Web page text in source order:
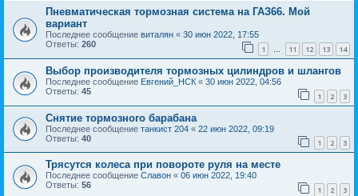
Пневматическая тормозная система на ГАЗ66. Мой
вариант
Последнее сообщение виталян « 30 июн 2022, 17:55
Ответы: 260 1 … 11 12 13 14
Выбор производителя тормозных цилиндров и шлангов
Последнее сообщение Евгений_НСК « 30 июн 2022, 04:56
Ответы: 45 1 2 3
Снятие тормозного барабана
Последнее сообщение танкист 204 « 22 июн 2022, 09:19
Ответы: 40 1 2 3
Трясутся колеса при повороте руля на месте
Последнее сообщение Славон « 06 июн 2022, 19:40
Ответы: 56 1 2 3